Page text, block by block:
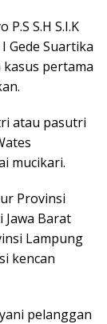
S.H S.I.K
Gede Suartika
pertama
atau pasutri
mucikari.
Provinsi
Jawa Barat
Lampung
kencan
pelanggan